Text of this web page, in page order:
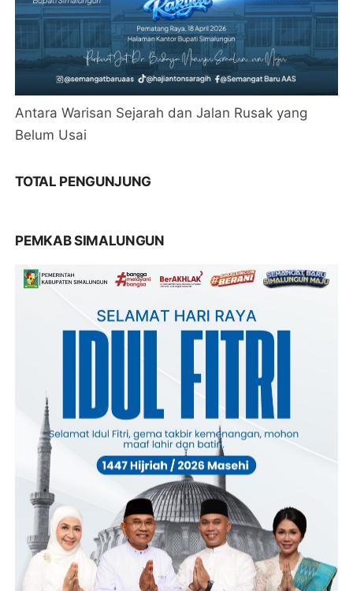
Antara Warisan Sejarah dan Jalan Rusak yang
Belum Usai
TOTAL PENGUNJUNG
PEMKAB SIMALUNGUN